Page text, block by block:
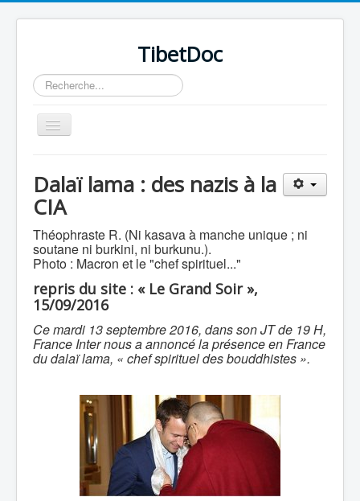
TibetDoc
Rechercher
Basculer
la
Dalaï lama : des nazis à la
CIA
Théophraste R. (Ni kasava à manche unique ; ni
soutane ni burkini, ni burkunu.).
Photo : Macron et le "chef spirituel..."
repris du site : « Le Grand Soir »,
15/09/2016
Ce mardi 13 septembre 2016, dans son JT de 19 H,
France Inter nous a annoncé la présence en France
du dalaï lama, « chef spirituel des bouddhistes ».